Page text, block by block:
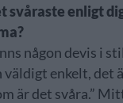
svåraste enligt
någon devis i
väldigt enkelt, det
är det svåra.”